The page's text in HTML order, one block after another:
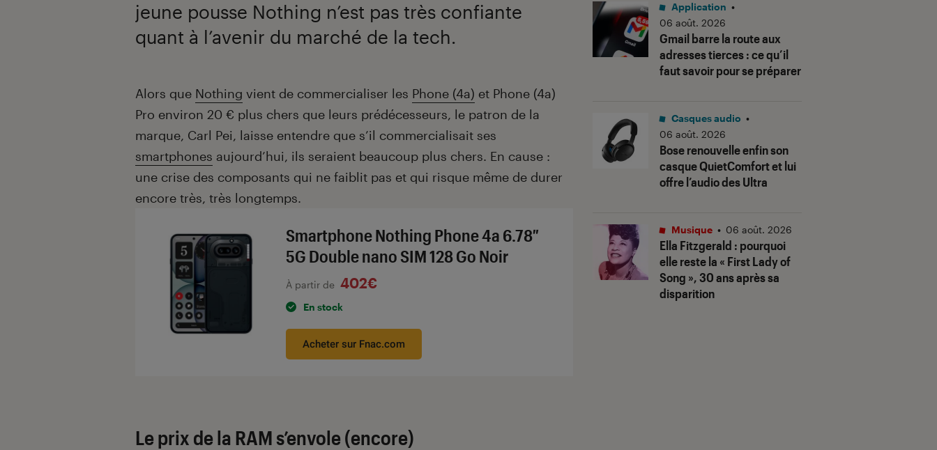
jeune pousse Nothing n’est pas très confiante
quant à l’avenir du marché de la tech.
Introduction
Alors que Nothing vient de commercialiser les Phone (4a) et Phone (4a)
Pro environ 20 € plus chers que leurs prédécesseurs, le patron de la
marque, Carl Pei, laisse entendre que s’il commercialisait ses
smartphones aujourd’hui, ils seraient beaucoup plus chers. En cause :
une crise des composants qui ne faiblit pas et qui risque même de durer
encore très, très longtemps.
Smartphone Nothing Phone 4a 6.78″
5G Double nano SIM 128 Go Noir
À partir de 402€
En stock
Acheter sur Fnac.com
Le prix de la RAM s’envole (encore)
Gmail barre la route aux
adresses tierces : ce qu’il
faut savoir pour se préparer
Application •
06 août. 2026
Bose renouvelle enfin son
casque QuietComfort et lui
offre l’audio des Ultra
Casques audio •
06 août. 2026
Ella Fitzgerald : pourquoi
elle reste la « First Lady of
Song », 30 ans après sa
disparition
Musique • 06 août. 2026